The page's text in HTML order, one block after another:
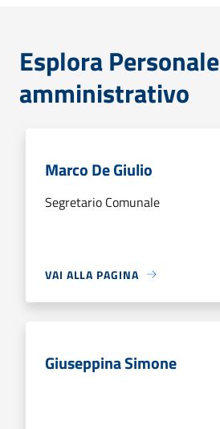
Esplora Personale
amministrativo
Marco De Giulio
Segretario Comunale
VAI ALLA PAGINA
Giuseppina Simone